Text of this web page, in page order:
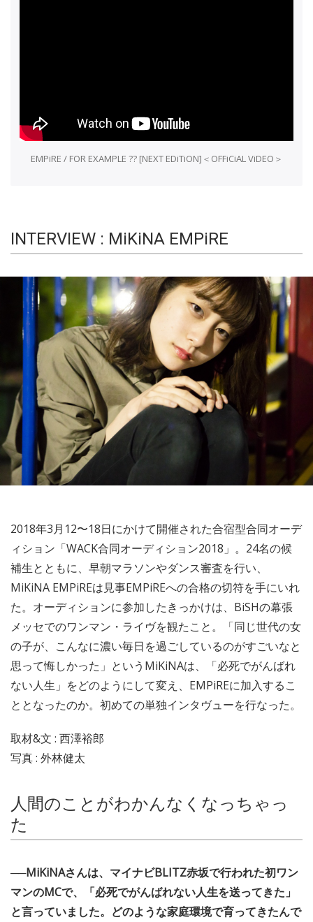
EMPiRE / FOR EXAMPLE ?? [NEXT EDiTiON]＜OFFiCiAL ViDEO＞
INTERVIEW : MiKiNA EMPiRE
2018年3月12〜18日にかけて開催された合宿型合同オーデ
ィション「WACK合同オーディション2018」。24名の候
補生とともに、早朝マラソンやダンス審査を行い、
MiKiNA EMPiREは見事EMPiREへの合格の切符を手にいれ
た。オーディションに参加したきっかけは、BiSHの幕張
メッセでのワンマン・ライヴを観たこと。「同じ世代の女
の子が、こんなに濃い毎日を過ごしているのがすごいなと
思って悔しかった」というMiKiNAは、「必死でがんばれ
ない人生」をどのようにして変え、EMPiREに加入するこ
ととなったのか。初めての単独インタヴューを行なった。
取材&文 : 西澤裕郎
写真 : 外林健太
人間のことがわかんなくなっちゃっ
た
──MiKiNAさんは、マイナビBLITZ赤坂で行われた初ワン
マンのMCで、「必死でがんばれない人生を送ってきた」
と言っていました。どのような家庭環境で育ってきたんで